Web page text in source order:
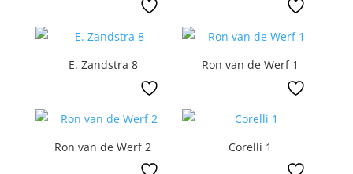
E. Zandstra 8 Ron van de Werf 1
Ron van de Werf 2 Corelli 1